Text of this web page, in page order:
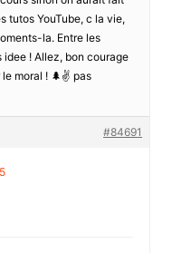
tutos YouTube, c la vie,
la. Entre les
idee ! Allez, bon courage
le moral ! 🌲✌️ pas
#84691